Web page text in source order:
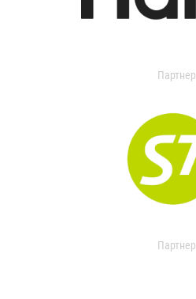
Партнер
Партнер